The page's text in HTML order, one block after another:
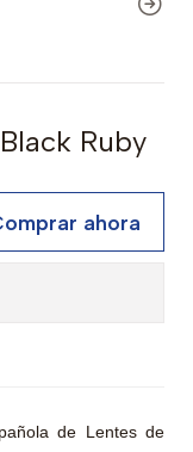
Ruby
ahora
de Lentes de